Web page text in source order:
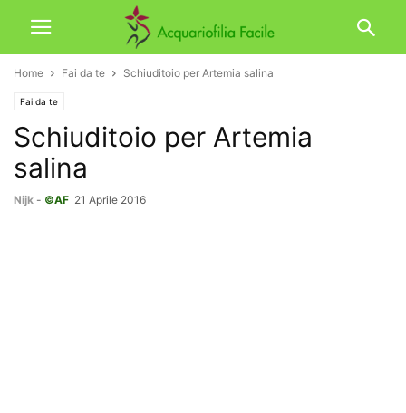
Home Fai da te Schiuditoio per Artemia salina
Fai da te
Schiuditoio per Artemia
salina
Nijk - ©AF 21 Aprile 2016